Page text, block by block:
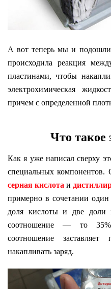
А вот теперь мы и
происходила реакция
пластинами, чтобы
электрохимическая
причем с определенной
Что такое
Как я уже написал сверху
специальных компонентов.
серная кислота и
примерно в сочетании
доля кислоты и две доли
соотношение — то
соотношение
накапливать заряд.